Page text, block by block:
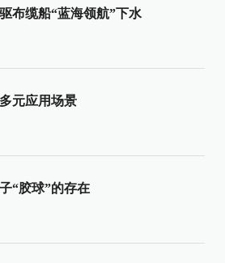
布缆船“蓝海领航”下水
元应用场景
“胶球”的存在